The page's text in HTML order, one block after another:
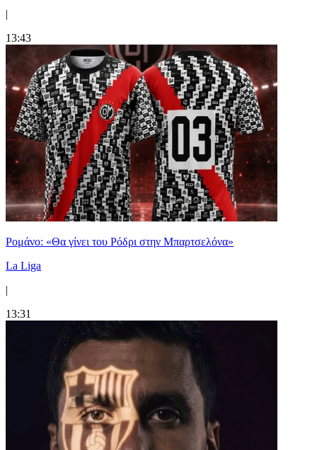
|
13:43
Ρομάνο: «Θα γίνει του Ρόδρι στην Μπαρτσελόνα»
La Liga
|
13:31